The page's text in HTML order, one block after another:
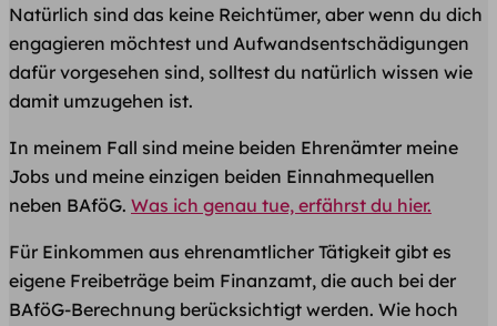
Natürlich sind das keine Reichtümer, aber wenn du dich
engagieren möchtest und Aufwandsentschädigungen
dafür vorgesehen sind, solltest du natürlich wissen wie
damit umzugehen ist.
In meinem Fall sind meine beiden Ehrenämter meine
Jobs und meine einzigen beiden Einnahmequellen
neben BAföG. Was ich genau tue, erfährst du hier.
Für Einkommen aus ehrenamtlicher Tätigkeit gibt es
eigene Freibeträge beim Finanzamt, die auch bei der
BAföG-Berechnung berücksichtigt werden. Wie hoch